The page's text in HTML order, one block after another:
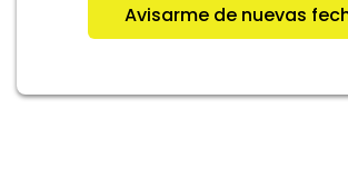
Avisarme de nuevas